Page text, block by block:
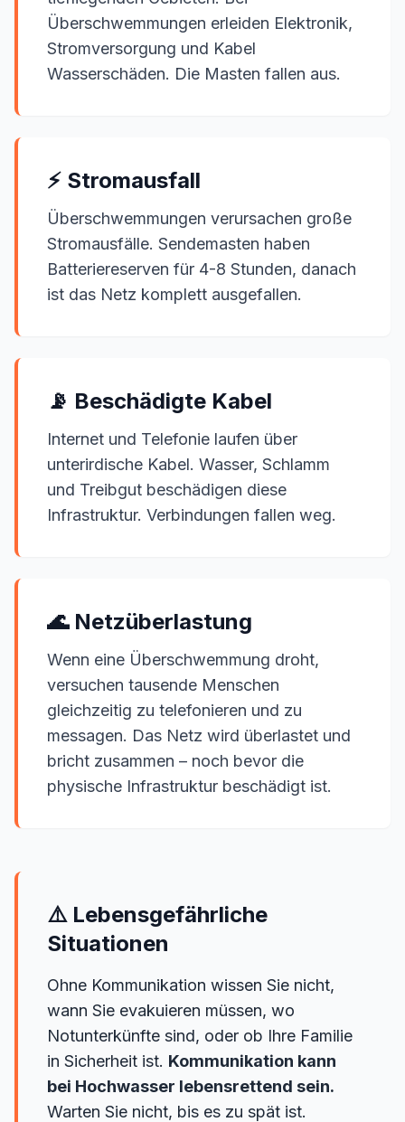
Überschwemmungen erleiden Elektronik,
Stromversorgung und Kabel
Wasserschäden. Die Masten fallen aus.
⚡ Stromausfall
Überschwemmungen verursachen große
Stromausfälle. Sendemasten haben
Batteriereserven für 4-8 Stunden, danach
ist das Netz komplett ausgefallen.
📡 Beschädigte Kabel
Internet und Telefonie laufen über
unterirdische Kabel. Wasser, Schlamm
und Treibgut beschädigen diese
Infrastruktur. Verbindungen fallen weg.
🌊 Netzüberlastung
Wenn eine Überschwemmung droht,
versuchen tausende Menschen
gleichzeitig zu telefonieren und zu
messagen. Das Netz wird überlastet und
bricht zusammen – noch bevor die
physische Infrastruktur beschädigt ist.
⚠️ Lebensgefährliche
Situationen
Ohne Kommunikation wissen Sie nicht,
wann Sie evakuieren müssen, wo
Notunterkünfte sind, oder ob Ihre Familie
in Sicherheit ist. Kommunikation kann
bei Hochwasser lebensrettend sein.
Warten Sie nicht, bis es zu spät ist.